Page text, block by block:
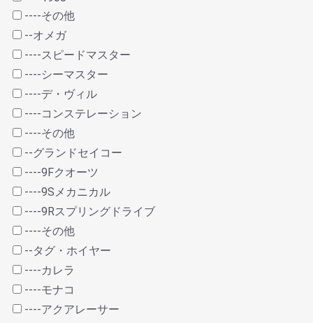
----その他
--オメガ
----スピードマスター
----シーマスター
----デ・ヴィル
----コンステレーション
----その他
--グランドセイコー
----9Fクオーツ
----9Sメカニカル
----9Rスプリングドライブ
----その他
--タグ・ホイヤー
----カレラ
----モナコ
----アクアレーサー